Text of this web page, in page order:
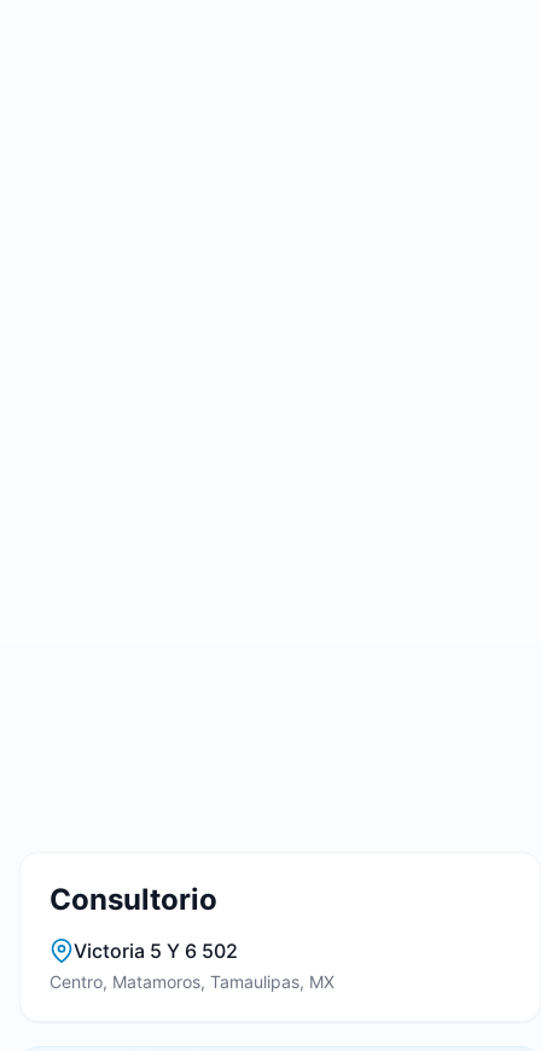
Consultorio
Victoria 5 Y 6 502
Centro, Matamoros, Tamaulipas, MX